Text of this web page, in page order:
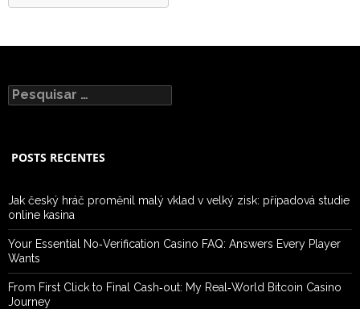
Pesquisar
por:
POSTS RECENTES
Jak český hráč proměnil malý vklad v velký zisk: případová studie
online kasina
Your Essential No‑Verification Casino FAQ: Answers Every Player
Wants
From First Click to Final Cash‑out: My Real‑World Bitcoin Casino
Journey